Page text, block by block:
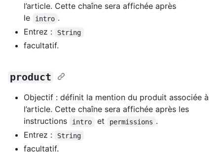
l’article. Cette chaîne sera affichée après
le
intro .
Entrez :
String
facultatif.
product
Objectif : définit la mention du produit associée à
l’article. Cette chaîne sera affichée après les
instructions
intro et permissions .
Entrez :
String
facultatif.